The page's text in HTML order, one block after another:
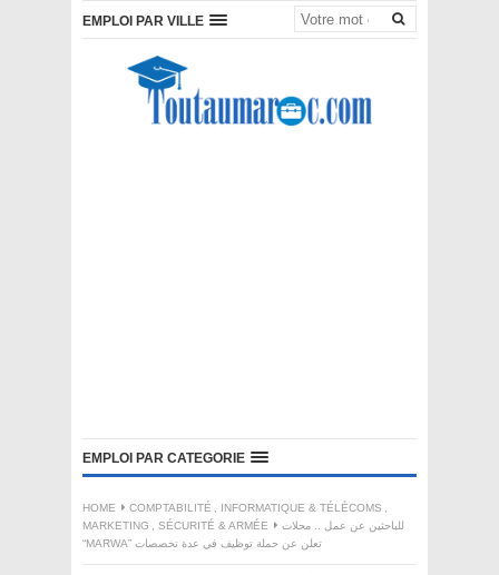
EMPLOI PAR VILLE
EMPLOI PAR CATEGORIE
HOME COMPTABILITÉ , INFORMATIQUE & TÉLÉCOMS ,
MARKETING , SÉCURITÉ & ARMÉE
للباحثين عن عمل .. محلات
“MARWA” تعلن عن حملة توظيف في عدة تخصصات